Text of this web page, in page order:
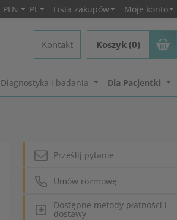
PLN PL Lista zakupów Moje konto
Kontakt Koszyk (0)
Diagnostyka i badania Dla Pacjentki
Prześlij pytanie
Umów rozmowę
Dostępne metody płatności i
dostawy